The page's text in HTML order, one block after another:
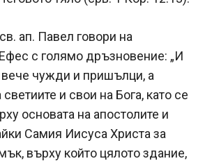
ап. Павел говори на
с голямо дръзновение: „И
вече чужди и пришълци, а
и свои на Бога, като се
основата на апостолите и
Самия Иисуса Христа за
върху който цялото здание,